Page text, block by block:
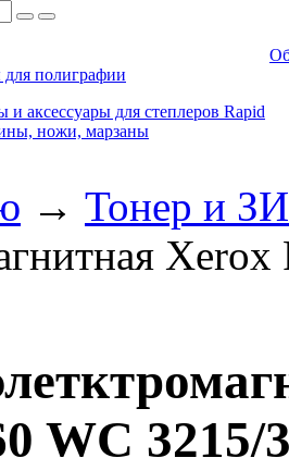
полиграфии
и аксессуары для степлеров Rapid
ножи, марзаны
→ Тонер и
WC 3215/